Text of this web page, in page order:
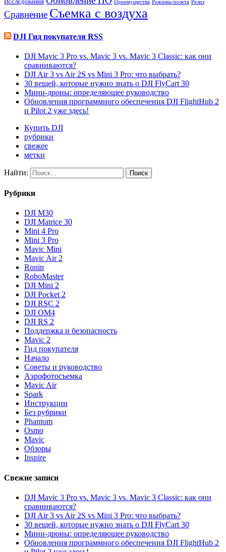
Преимущества Режимы полета Релиз
Сравнение Съемка с воздуха
DJI Гид покупателя RSS
DJI Mavic 3 Pro vs. Mavic 3 vs. Mavic 3 Classic: как они
сравниваются?
DJI Air 3 vs Air 2S vs Mini 3 Pro: что выбрать?
30 вещей, которые нужно знать о DJI FlyCart 30
Мини-дроны: определяющее руководство
Обновления программного обеспечения DJI FlightHub 2
и Pilot 2 уже здесь!
Купить DJI
рубрики
свежее
метки
Найти:
Рубрики
DJI M30
DJI Matrice 30
Mini 4 Pro
Mini 3 Pro
Mavic Mini
Mavic Air 2
Ronin
RoboMaster
DJI Mini 2
DJI Pocket 2
DJI RSC 2
DJI OM4
DJI RS 2
Поддержка и безопасность
Mavic 2
Гид покупателя
Начало
Советы и руководство
Аэрофотосъемка
Mavic Air
Spark
Инструкции
Без рубрики
Phantom
Osmo
Mavic
Обзоры
Inspire
Свежие записи
DJI Mavic 3 Pro vs. Mavic 3 vs. Mavic 3 Classic: как они
сравниваются?
DJI Air 3 vs Air 2S vs Mini 3 Pro: что выбрать?
30 вещей, которые нужно знать о DJI FlyCart 30
Мини-дроны: определяющее руководство
Обновления программного обеспечения DJI FlightHub 2